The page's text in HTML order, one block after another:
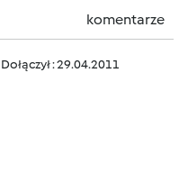
komentarze
Dołączył : 29.04.2011